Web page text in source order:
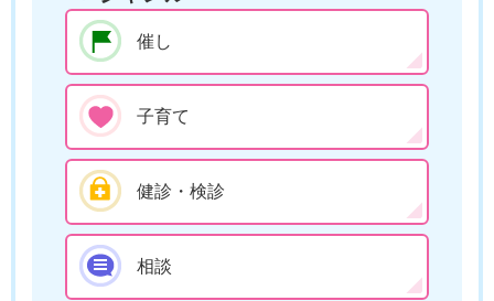
催し
子育て
健診・検診
相談